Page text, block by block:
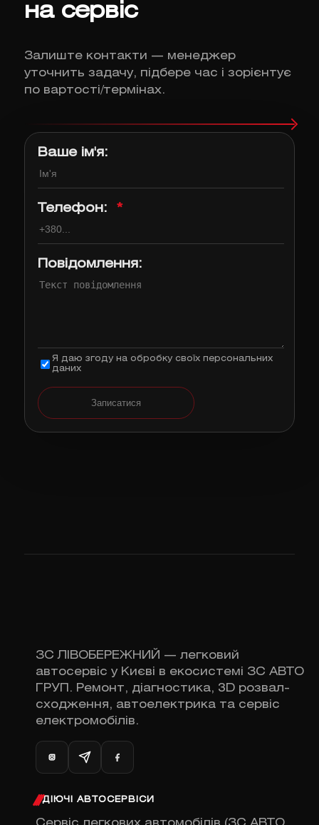
на сервіс
Залиште контакти — менеджер
уточнить задачу, підбере час і зорієнтує
по вартості/термінах.
Ваше ім'я:
Телефон: *
Повідомлення:
Я даю згоду на обробку своїх персональних
даних
Записатися
ЗС ЛІВОБЕРЕЖНИЙ — легковий
автосервіс у Києві в екосистемі ЗС АВТО
ГРУП. Ремонт, діагностика, 3D розвал-
сходження, автоелектрика та сервіс
електромобілів.
ДІЮЧІ АВТОСЕРВІСИ